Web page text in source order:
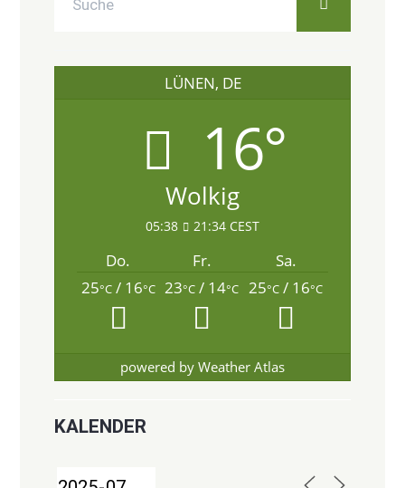
LÜNEN, DE
16°
Wolkig
05:38 21:34 CEST
Do. Fr.
Sa.
25°C/ 16°C 23°C / 14°C 25°C / 16°C
powered by Weather Atlas
KALENDER